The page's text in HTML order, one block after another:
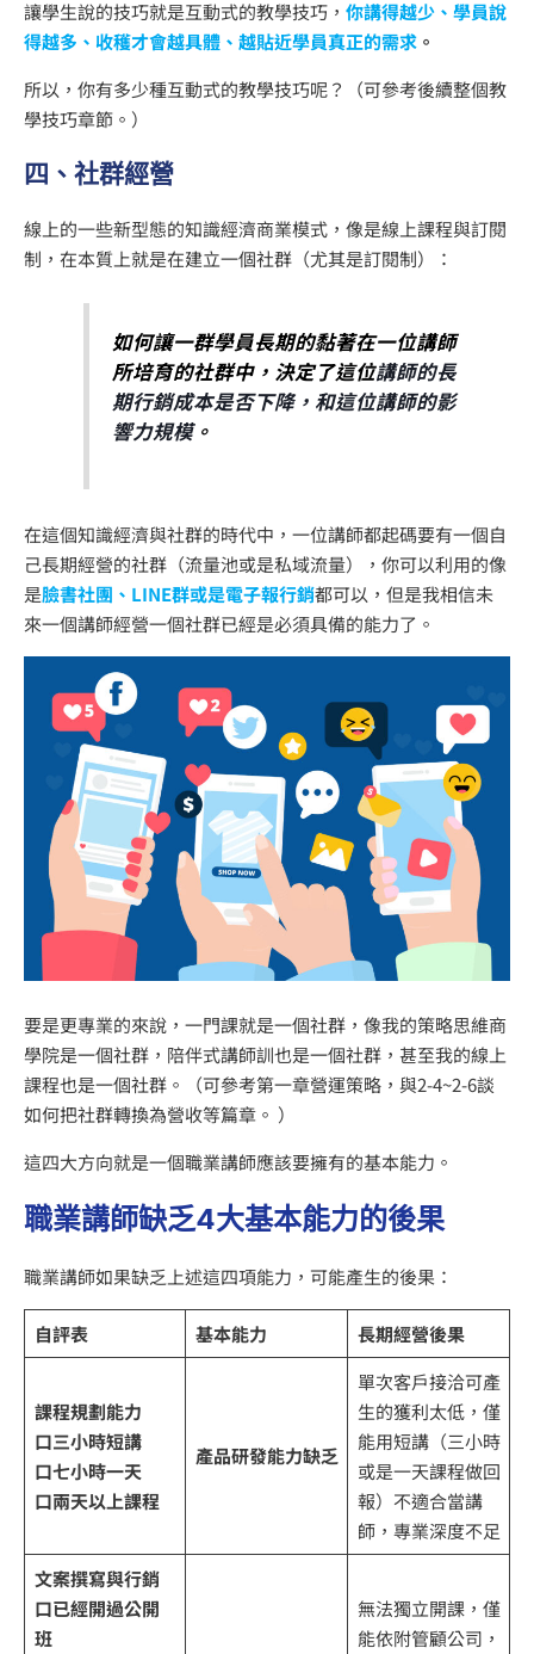
讓學生說的技巧就是互動式的教學技巧， 你講得越少、學員說
得越多、收穫才會越具體、越貼近學員真正的需求 。
所以，你有多少種互動式的教學技巧呢？（可參考後續整個教
學技巧章節。）
四、社群經營
線上的一些新型態的知識經濟商業模式，像是線上課程與訂閱
制，在本質上就是在建立一個社群（尤其是訂閱制）：
如何讓一群學員長期的黏著在一位講師
所培育的社群中，決定了這位講師的長
期行銷成本是否下降，和這位講師的影
響力規模。
在這個知識經濟與社群的時代中，一位講師都起碼要有一個自
己長期經營的社群（流量池或是私域流量），你可以利用的像
是臉書社團、LINE群或是電子報行銷都可以，但是我相信未
來一個講師經營一個社群已經是必須具備的能力了。
要是更專業的來說，一門課就是一個社群，像我的策略思維商
學院是一個社群，陪伴式講師訓也是一個社群，甚至我的線上
課程也是一個社群。（可參考第一章營運策略，與2-4~2-6談
如何把社群轉換為營收等篇章。 ）
這四大方向就是一個職業講師應該要擁有的基本能力。
職業講師缺乏4大基本能力的後果
職業講師如果缺乏上述這四項能力，可能產生的後果：
自評表 基本能力 長期經營後果
課程規劃能力
口三小時短講
口七小時一天
口兩天以上課程
產品研發能力缺乏
單次客戶接洽可產
生的獲利太低，僅
能用短講（三小時
或是一天課程做回
報）不適合當講
師，專業深度不足
文案撰寫與行銷
口已經開過公開
班
無法獨立開課，僅
能依附管顧公司，